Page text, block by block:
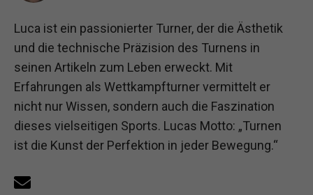
Luca ist ein passionierter Turner, der die Ästhetik
und die technische Präzision des Turnens in
seinen Artikeln zum Leben erweckt. Mit
Erfahrungen als Wettkampfturner vermittelt er
nicht nur Wissen, sondern auch die Faszination
dieses vielseitigen Sports. Lucas Motto: „Turnen
ist die Kunst der Perfektion in jeder Bewegung.“